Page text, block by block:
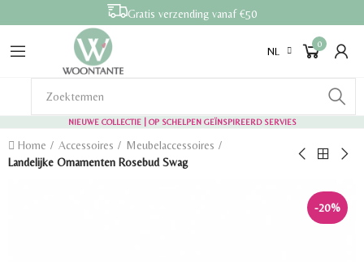
Gratis verzending vanaf €50
NL
0
NIEUWE COLLECTIE | OP SCHELPEN GEÏNSPIREERD SERVIES
Home Accessoires
Meubelaccessoires
Landelijke Ornamenten Rosebud Swag
-20%